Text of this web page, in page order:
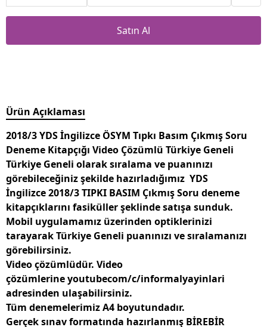
Satın Al
Ürün Açıklaması
2018/3 YDS İngilizce ÖSYM Tıpkı Basım Çıkmış Soru
Deneme Kitapçığı Video Çözümlü Türkiye Geneli
Türkiye Geneli olarak sıralama ve puanınızı
görebileceğiniz şekilde hazırladığımız YDS
İngilizce 2018/3 TIPKI BASIM Çıkmış Soru deneme
kitapçıklarını fasiküller şeklinde satışa sunduk.
Mobil uygulamamız üzerinden optiklerinizi
tarayarak Türkiye Geneli puanınızı ve sıralamanızı
görebilirsiniz.
Video çözümlüdür. Video
çözümlerine youtubecom/c/informalyayinlari
adresinden ulaşabilirsiniz.
Tüm denemelerimiz A4 boyutundadır.
Gerçek sınav formatında hazırlanmış BİREBİR